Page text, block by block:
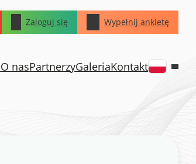
Zaloguj się Wypełnij ankietę
O nasPartnerzyGaleriaKontakt